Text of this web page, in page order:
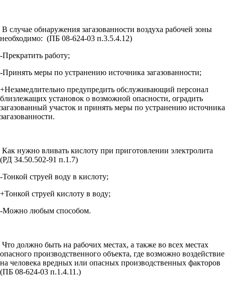
В случае обнаружения загазованности воздуха рабочей зоны
необходимо: (ПБ 08-624-03 п.3.5.4.12)
-Прекратить работу;
-Принять меры по устранению источника загазованности;
+Незамедлительно предупредить обслуживающий персонал
близлежащих установок о возможной опасности, оградить
загазованный участок и принять меры по устранению источника
загазованности.
Как нужно вливать кислоту при приготовлении электролита
(РД 34.50.502-91 п.1.7)
-Тонкой струей воду в кислоту;
+Тонкой струей кислоту в воду;
-Можно любым способом.
Что должно быть на рабочих местах, а также во всех местах
опасного производственного объекта, где возможно воздействие
на человека вредных или опасных производственных факторов
(ПБ 08-624-03 п.1.4.11.)